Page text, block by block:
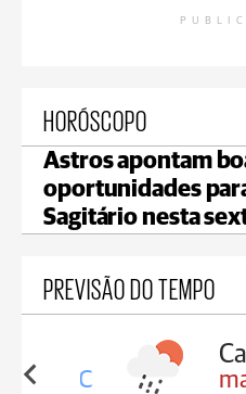
HORÓSCOPO
Astros apontam
oportunidades
Sagitário nesta
PREVISÃO DO TEMPO
18°C